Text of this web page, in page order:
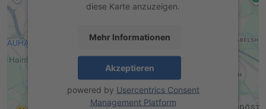
diese Karte anzuzeigen.
Mehr Informationen
Akzeptieren
powered by Usercentrics Consent
Management Platform